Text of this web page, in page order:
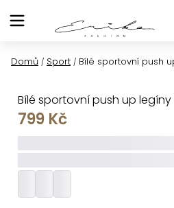
na
Domů / Sport / Bílé sportovní push
Bílé sportovní push up legíny
799 Kč